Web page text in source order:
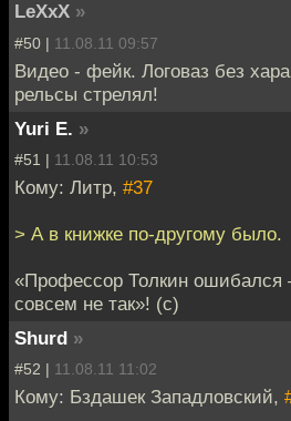
LeXxX »
#50 | 11.08.11 09:57
Видео - фейк. Логоваз без
рельсы стрелял!
Yuri E. »
#51 | 11.08.11 10:53
Кому: Литр, #37
> А в книжке по-другому было.
«Профессор Толкин ошибался
совсем не так»! (с)
Shurd »
#52 | 11.08.11 11:02
Кому: Бздашек Западловский,